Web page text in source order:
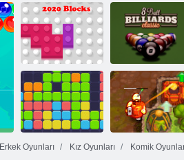
Kabarcık Gemes 1212!
2020 Bloklar
8 top bilardo
klasiği
Erkek Oyunları Kız Oyunları Komik